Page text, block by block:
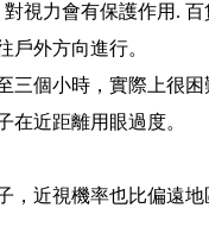
視力會有保護作用.
戶外方向進行。
三個小時，實際上很困
在近距離用眼過度。
，近視機率也比偏遠地